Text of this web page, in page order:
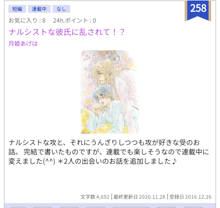
258
短編 連載中 なし
お気に入り : 8 24h.ポイント : 0
ナルシストな彼氏に乱されて！？
月姫あげは
ナルシストな攻と、それにうんざりしつつも攻が好きな受のお
話。 完結で書いたものですが、連載でも楽しそうなので連載中に
変えました(^^) ＊2人の出会いのお話を追加しました♪
文字数 4,692 最終更新日 2020.11.28 登録日 2016.12.26